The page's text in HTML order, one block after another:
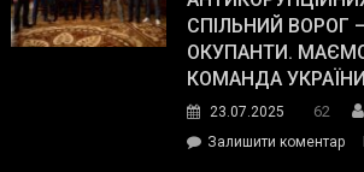
з
резерву
гуманітарну
допомогу
СПІЛЬНИЙ ВОРОГ
ОКУПАНТИ.
КОМАНДА
23.07.2025 62
Залишити коментарon